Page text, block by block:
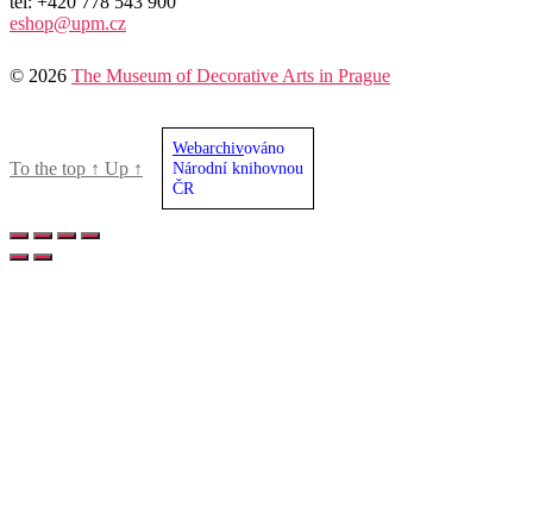
eshop@upm.cz
© 2026 The Museum of Decorative Arts in Prague
To the top ↑ Up ↑
Webarchivováno
Národní knihovnou
ČR